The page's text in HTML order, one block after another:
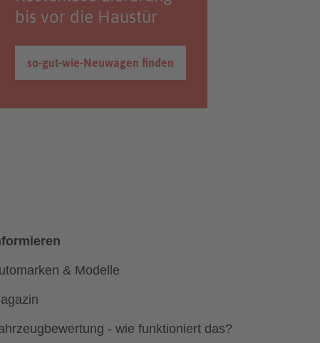
bis vor die Haustür
so-gut-wie-Neuwagen finden
& Modelle
- wie funktioniert das?